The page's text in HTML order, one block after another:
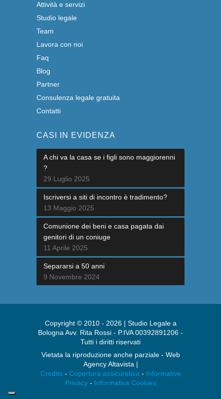
Attività e servizi
Studio legale
Team
Lavora con noi
Faq
Blog
Partner
Consulenza legale gratuita
Contatti
CASI IN EVIDENZA
A chi va la casa se i figli sono maggiorenni
?
29 Luglio 2025
Iscriversi a siti di incontro è tradimento?
13 Maggio 2025
Comunione dei beni e casa pagata dai
genitori di un coniuge
11 Aprile 2025
Separarsi a 50 anni
9 Novembre 2024
Copyright © 2010 - 2026 | Studio Legale a
Bologna Avv. Rita Rossi - P.IVA 00392891206 -
Tutti i diritti riservati
Vietata la riproduzione anche parziale - Web
Agency Altavista |
Credits- Copertura assicurativa- Informative
Privacy- Informativa Cookies